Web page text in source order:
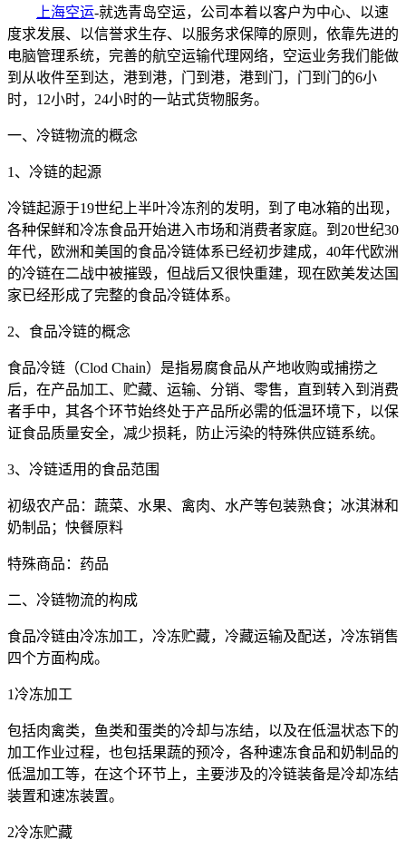
上海空运-就选青岛空运，公司本着以客户为中心、以速
度求发展、以信誉求生存、以服务求保障的原则，依靠先进的
电脑管理系统，完善的航空运输代理网络，空运业务我们能做
到从收件至到达，港到港，门到港，港到门，门到门的6小
时，12小时，24小时的一站式货物服务。
一、冷链物流的概念
1、冷链的起源
冷链起源于19世纪上半叶冷冻剂的发明，到了电冰箱的出现，
各种保鲜和冷冻食品开始进入市场和消费者家庭。到20世纪30
年代，欧洲和美国的食品冷链体系已经初步建成，40年代欧洲
的冷链在二战中被摧毁，但战后又很快重建，现在欧美发达国
家已经形成了完整的食品冷链体系。
2、食品冷链的概念
食品冷链（Clod Chain）是指易腐食品从产地收购或捕捞之
后，在产品加工、贮藏、运输、分销、零售，直到转入到消费
者手中，其各个环节始终处于产品所必需的低温环境下，以保
证食品质量安全，减少损耗，防止污染的特殊供应链系统。
3、冷链适用的食品范围
初级农产品：蔬菜、水果、禽肉、水产等包装熟食；冰淇淋和
奶制品；快餐原料
特殊商品：药品
二、冷链物流的构成
食品冷链由冷冻加工，冷冻贮藏，冷藏运输及配送，冷冻销售
四个方面构成。
1冷冻加工
包括肉禽类，鱼类和蛋类的冷却与冻结，以及在低温状态下的
加工作业过程，也包括果蔬的预冷，各种速冻食品和奶制品的
低温加工等，在这个环节上，主要涉及的冷链装备是冷却冻结
装置和速冻装置。
2冷冻贮藏